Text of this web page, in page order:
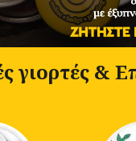
γιορτές &